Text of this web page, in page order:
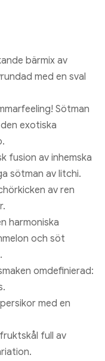
bärmix av
med en sval
Sötman
exotiska
fusion av inhemska
sötman av litchi.
av ren
harmoniska
och söt
omdefinierad:
med en
full av